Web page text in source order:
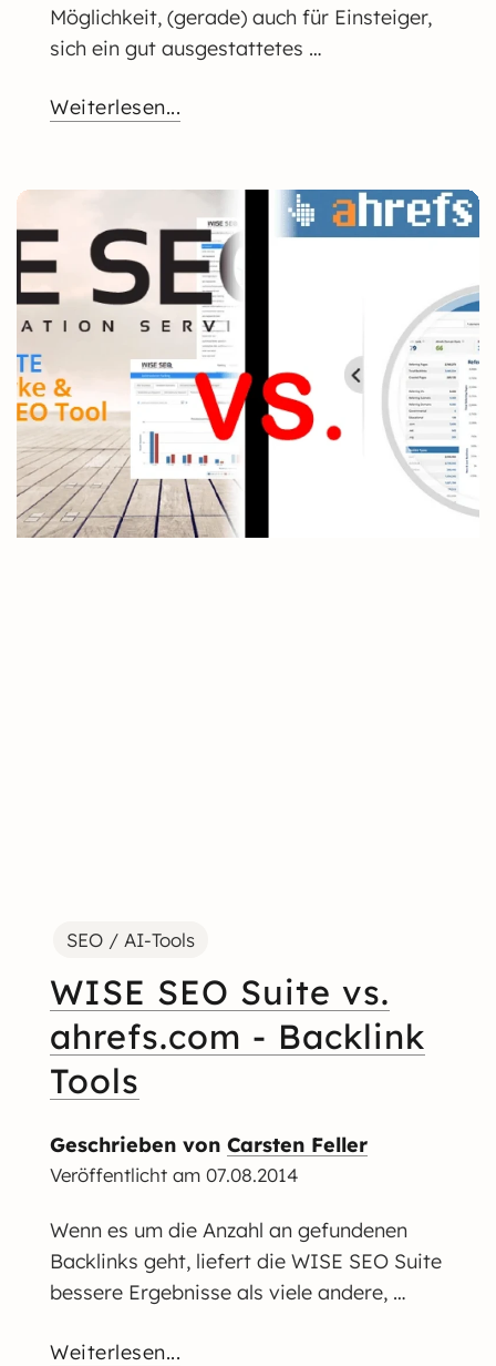
Möglichkeit, (gerade) auch für Einsteiger,
sich ein gut ausgestattetes …
Weiterlesen...
SEO / AI-Tools
WISE SEO Suite vs.
ahrefs.com - Backlink
Tools
Geschrieben von Carsten Feller
Veröffentlicht am 07.08.2014
Wenn es um die Anzahl an gefundenen
Backlinks geht, liefert die WISE SEO Suite
bessere Ergebnisse als viele andere, …
Weiterlesen...